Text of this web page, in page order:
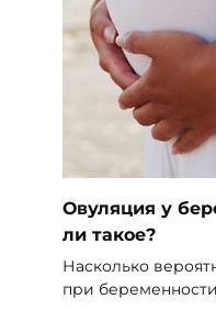
Овуляция у
ли такое?
Насколько
при беременности